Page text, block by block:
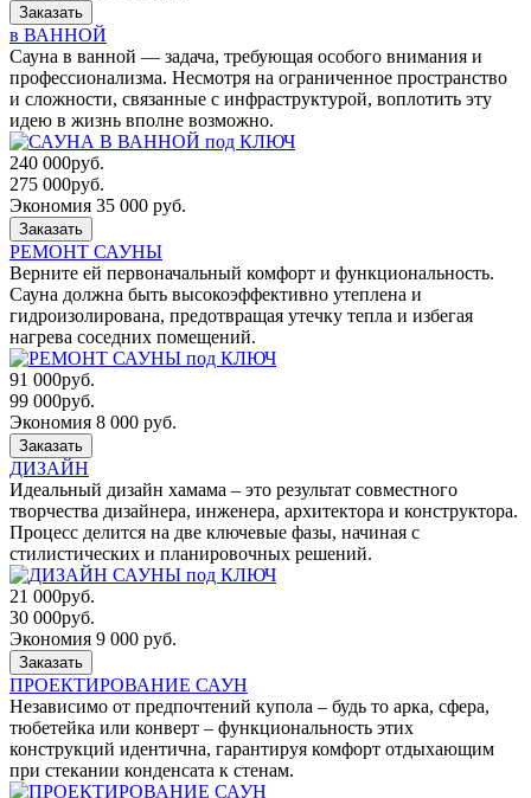
Заказать
в ВАННОЙ
Сауна в ванной — задача, требующая особого внимания и
профессионализма. Несмотря на ограниченное пространство
и сложности, связанные с инфраструктурой, воплотить эту
идею в жизнь вполне возможно.
240 000руб.
275 000руб.
Экономия 35 000 руб.
Заказать
РЕМОНТ САУНЫ
Верните ей первоначальный комфорт и функциональность.
Сауна должна быть высокоэффективно утеплена и
гидроизолирована, предотвращая утечку тепла и избегая
нагрева соседних помещений.
91 000руб.
99 000руб.
Экономия 8 000 руб.
Заказать
ДИЗАЙН
Идеальный дизайн хамама – это результат совместного
творчества дизайнера, инженера, архитектора и конструктора.
Процесс делится на две ключевые фазы, начиная с
стилистических и планировочных решений.
21 000руб.
30 000руб.
Экономия 9 000 руб.
Заказать
ПРОЕКТИРОВАНИЕ САУН
Независимо от предпочтений купола – будь то арка, сфера,
тюбетейка или конверт – функциональность этих
конструкций идентична, гарантируя комфорт отдыхающим
при стекании конденсата к стенам.